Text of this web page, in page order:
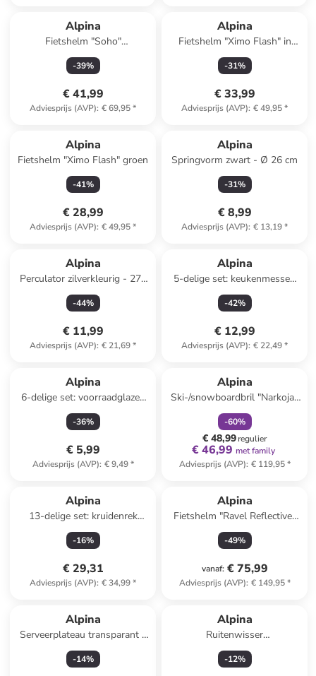
Alpina
Fietshelm "Soho"
donkerblauw
-39%
€ 41,99
Adviesprijs (AVP): € 69,95*
Alpina
Fietshelm "Ximo Flash" in
turquoise
-31%
€ 33,99
Adviesprijs (AVP): € 49,95*
Alpina
Fietshelm "Ximo Flash" groen
-41%
€ 28,99
Adviesprijs (AVP): € 49,95*
Alpina
Springvorm zwart - Ø 26 cm
-31%
€ 8,99
Adviesprijs (AVP): € 13,19*
Alpina
Perculator zilverkleurig - 270
ml
-44%
€ 11,99
Adviesprijs (AVP): € 21,69*
Alpina
5-delige set: keukenmessen
zilverkleurig
-42%
€ 12,99
Adviesprijs (AVP): € 22,49*
Alpina
6-delige set: voorraadglazen
lichtblauw/rood - 200 ml
-36%
€ 5,99
Adviesprijs (AVP): € 9,49*
Alpina
Ski-/snowboardbril "Narkoja-
Q-Lite" zwart/lichtbruin
-60%
€ 48,99regulier
€ 46,99 met family
Adviesprijs (AVP): € 119,95*
Alpina
13-delige set: kruidenrek
zilverkleurig - (H)23 x Ø 19
cm
-16%
€ 29,31
Adviesprijs (AVP): € 34,99*
Alpina
Fietshelm "Ravel Reflective"
zwart
-49%
vanaf: € 75,99
Adviesprijs (AVP): € 149,95*
Alpina
Serveerplateau transparant -
Ø 16 cm
-14%
Alpina
Ruitenwisser
zilverkleurig/turquoise - (L)89
x (B)25 cm
-12%